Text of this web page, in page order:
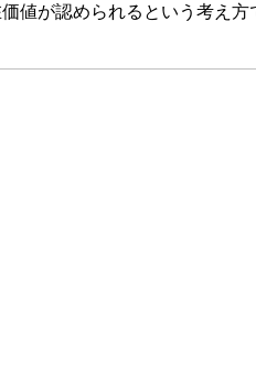
が認められるという考え